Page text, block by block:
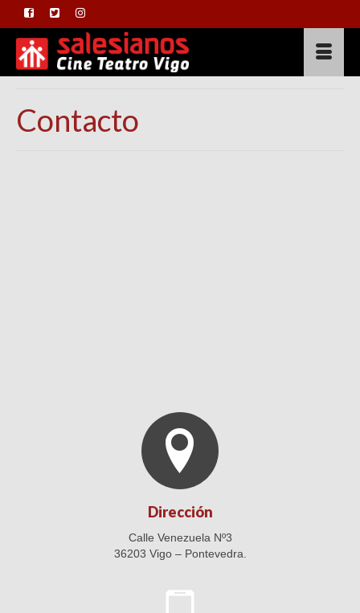
Contacto
Dirección
Calle Venezuela Nº3
36203 Vigo – Pontevedra.